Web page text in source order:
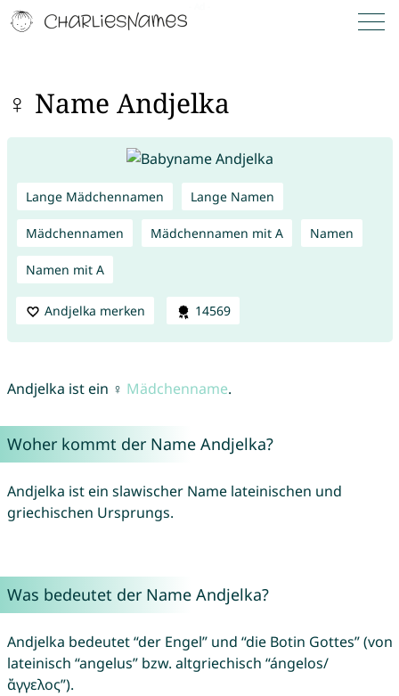
♀ Name Andjelka
Lange Mädchennamen Lange Namen
Mädchennamen Mädchennamen mit A Namen
Namen mit A
Andjelka merken 14569
Andjelka ist ein ♀ Mädchenname.
Woher kommt der Name Andjelka?
Andjelka ist ein slawischer Name lateinischen und
griechischen Ursprungs.
Was bedeutet der Name Andjelka?
Andjelka bedeutet “der Engel” und “die Botin Gottes” (von
lateinisch “angelus” bzw. altgriechisch “ángelos/
ἄγγελος”).